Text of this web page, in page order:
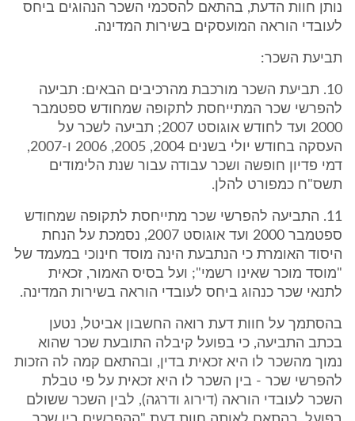
נותן חוות הדעת, בהתאם להסכמי השכר הנהוגים ביחס
לעובדי הוראה המועסקים בשירות המדינה.
תביעת השכר:
10. תביעת השכר מורכבת מהרכיבים הבאים: תביעה
להפרשי שכר המתייחסת לתקופה שמחודש ספטמבר
2000 ועד לחודש אוגוסט 2007; תביעה לשכר על
העסקה בחודש יולי בשנים 2004, 2005, 2006 ו-2007,
דמי פדיון חופשה ושכר עבודה עבור שנת הלימודים
תשס"ח כמפורט להלן.
11. התביעה להפרשי שכר מתייחסת לתקופה שמחודש
ספטמבר 2000 ועד אוגוסט 2007, נסמכת על הנחת
היסוד האומרת כי הנתבעת הינה מוסד חינוכי במעמד של
"מוסד מוכר שאינו רשמי"; ועל בסיס האמור, זכאית
לתנאי שכר כנהוג ביחס לעובדי הוראה בשירות המדינה.
בהסתמך על חוות דעת רואה החשבון אביטל, נטען
בכתב התביעה, כי בפועל קיבלה התובעת שכר שהוא
נמוך מהשכר לו היא זכאית בדין, ובהתאם קמה לה הזכות
להפרשי שכר - בין השכר לו היא זכאית על פי טבלת
השכר לעובדי הוראה (דירוג ודרגה), לבין השכר ששולם